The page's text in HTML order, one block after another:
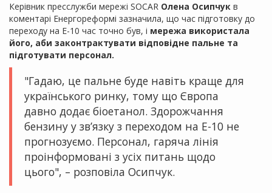
Керівник пресслужби мережі SOCAR Олена Осипчук в
коментарі Енергореформі зазначила, що час підготовку до
переходу на Е-10 час точно був, і мережа використала
його, аби законтрактувати відповідне пальне та
підготувати персонал.
"Гадаю, це пальне буде навіть краще для
українського ринку, тому що Європа
давно додає біоетанол. Здорожчання
бензину у зв’язку з переходом на Е-10 не
прогнозуємо. Персонал, гаряча лінія
проінформовані з усіх питань щодо
цього", – розповіла Осипчук.